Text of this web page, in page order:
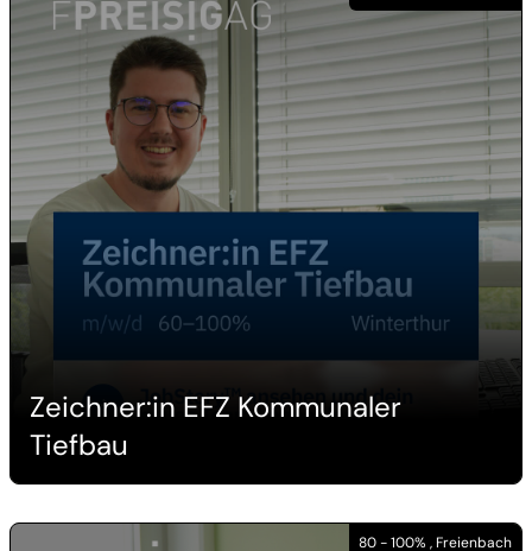
Zeichner:in EFZ Kommunaler
Tiefbau
80 - 100% , Freienbach